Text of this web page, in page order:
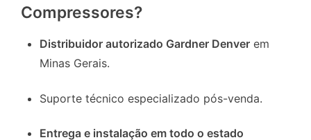
Compressores?
Distribuidor autorizado Gardner Denver em
Minas Gerais.
Suporte técnico especializado pós-venda.
Entrega e instalação em todo o estado